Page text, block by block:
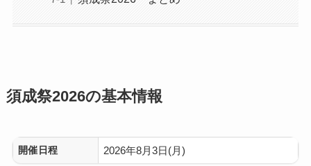
須成祭2026の基本情報
開催日程 2026年8月3日(月)